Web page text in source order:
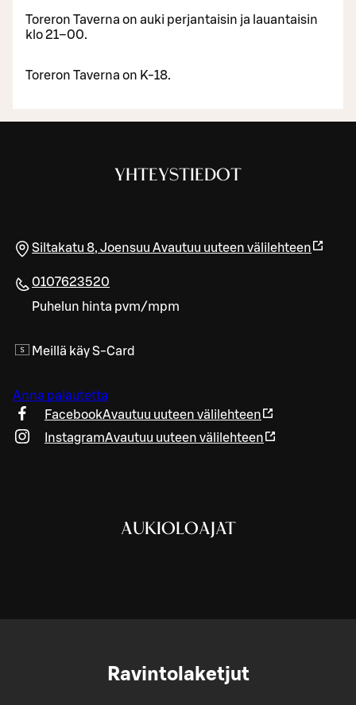
Toreron Taverna on auki perjantaisin ja lauantaisin
klo 21–00.
Toreron Taverna on K-18.
YHTEYSTIEDOT
Siltakatu 8, Joensuu Avautuu uuteen välilehteen
0107623520
Puhelun hinta pvm/mpm
Meillä käy S-Card
Anna palautetta
FacebookAvautuu uuteen välilehteen
InstagramAvautuu uuteen välilehteen
AUKIOLOAJAT
Ravintolaketjut